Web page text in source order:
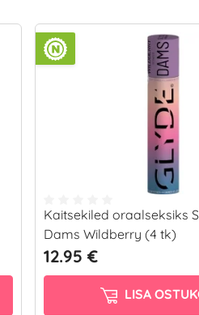
Kaitsekiled oraalseksiks
Dams Wildberry (4 tk)
12.95 €
LISA